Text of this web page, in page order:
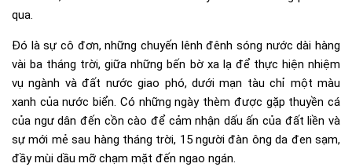
qua.
Đó là sự cô đơn, những chuyến lênh đênh sóng nước dài hàng
vài ba tháng trời, giữa những bến bờ xa lạ để thực hiện nhiệm
vụ ngành và đất nước giao phó, dưới mạn tàu chỉ một màu
xanh của nước biển. Có những ngày thèm được gặp thuyền cá
của ngư dân đến cồn cào để cảm nhận dấu ấn của đất liền và
sự mới mẻ sau hàng tháng trời, 15 người đàn ông da đen sạm,
đầy mùi dầu mỡ chạm mặt đến ngao ngán.